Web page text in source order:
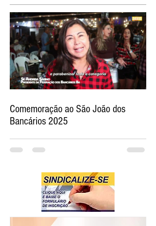
Comemoração ao São João dos
Bancários 2025